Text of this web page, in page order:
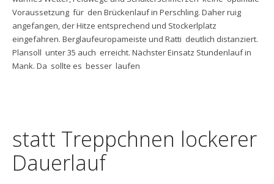
Voraussetzung für den Brückenlauf in Perschling. Daher ruig
angefangen, der Hitze entsprechend und Stockerlplatz
eingefahren. Berglaufeuropameiste und Ratti deutlich distanziert.
Plansoll unter 35 auch erreicht. Nächster Einsatz Stundenlauf in
Mank. Da sollte es besser laufen
statt Treppchnen lockerer
Dauerlauf